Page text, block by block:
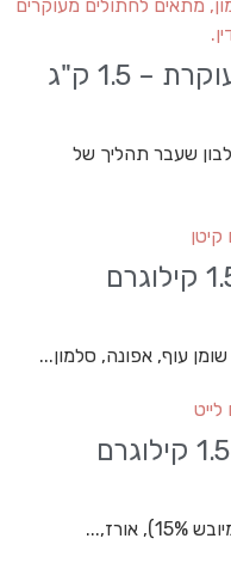
1.5 ק"ג
שעבר תהליך של